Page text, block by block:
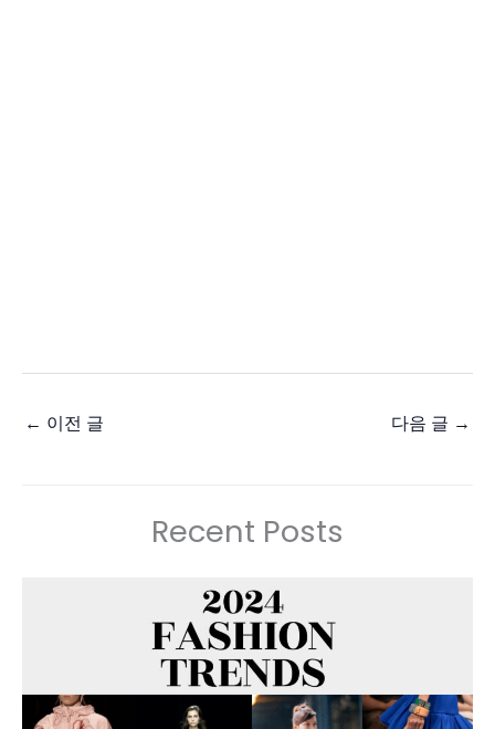
← 이전 글 다음 글 →
Recent Posts